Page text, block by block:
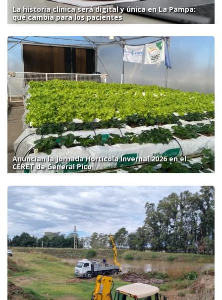
La historia clínica será digital y única en La Pampa:
qué cambia para los pacientes
Anuncian la Jornada Hortícola Invernal 2026 en el
CERET de General Pico